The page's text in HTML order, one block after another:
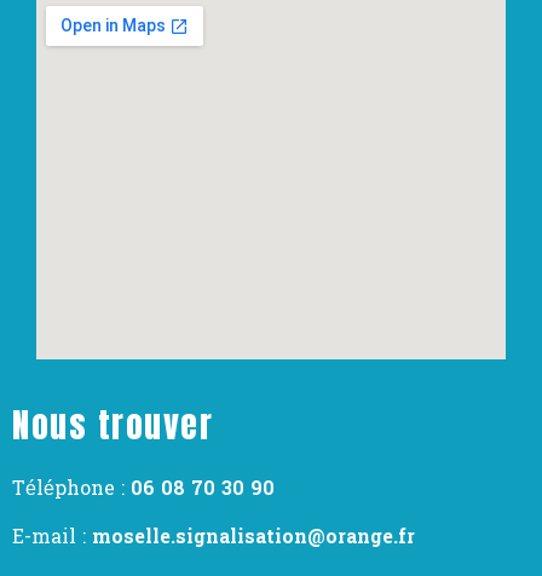
Nous trouver
Téléphone : 06 08 70 30 90
E-mail : moselle.signalisation@orange.fr